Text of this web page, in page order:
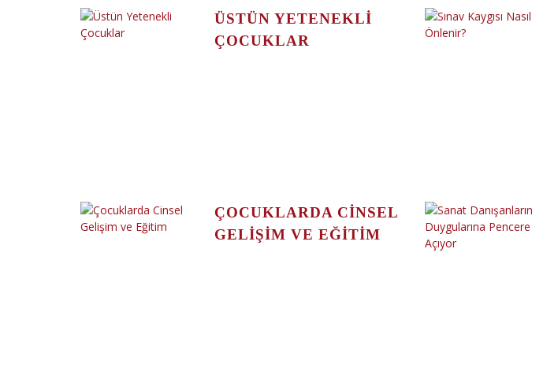
ÜSTÜN YETENEKLI
ÇOCUKLAR
ÇOCUKLARDA CINSEL
GELIŞIM VE EĞITIM